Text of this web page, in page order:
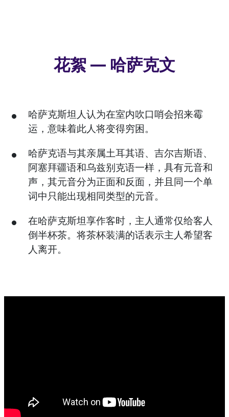
花絮 — 哈萨克文
哈萨克斯坦人认为在室内吹口哨会招来霉
运，意味着此人将变得穷困。
哈萨克语与其亲属土耳其语、吉尔吉斯语、
阿塞拜疆语和乌兹别克语一样，具有元音和
声，其元音分为正面和反面，并且同一个单
词中只能出现相同类型的元音。
在哈萨克斯坦享作客时，主人通常仅给客人
倒半杯茶。将茶杯装满的话表示主人希望客
人离开。